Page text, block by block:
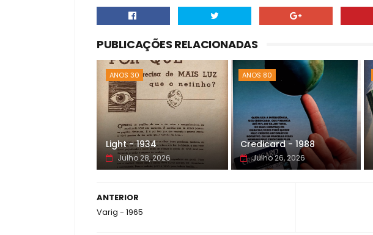
PUBLICAÇÕES RELACIONADAS
ANOS 30
Light - 1934
Julho 28, 2026
ANOS 80
Credicard - 1988
Julho 26, 2026
ANTERIOR
Varig - 1965